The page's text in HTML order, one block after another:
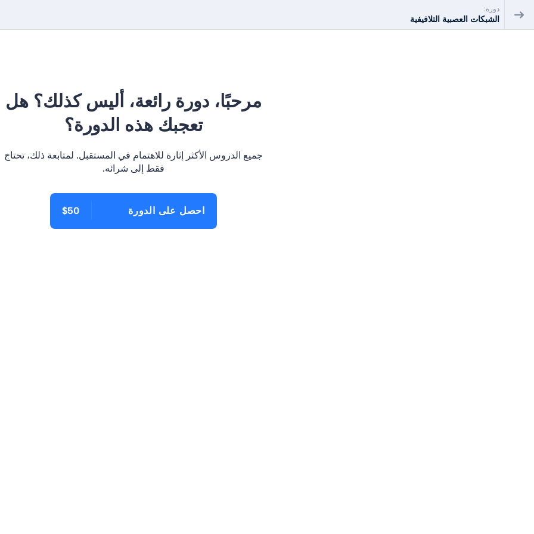
دورة:
الشبكات العصبية التلافيفية
مرحبًا، دورة رائعة، أليس كذلك؟ هل
تعجبك هذه الدورة؟
جميع الدروس الأكثر إثارة للاهتمام في المستقبل. لمتابعة ذلك، تحتاج
فقط إلى شرائه.
احصل على الدورة $50